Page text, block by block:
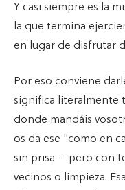
Y casi siempre es la
la que termina
en lugar de disfrutar
Por eso conviene
significa literalmente
donde mandáis
os da ese "como en
sin prisa— pero con
vecinos o limpieza.